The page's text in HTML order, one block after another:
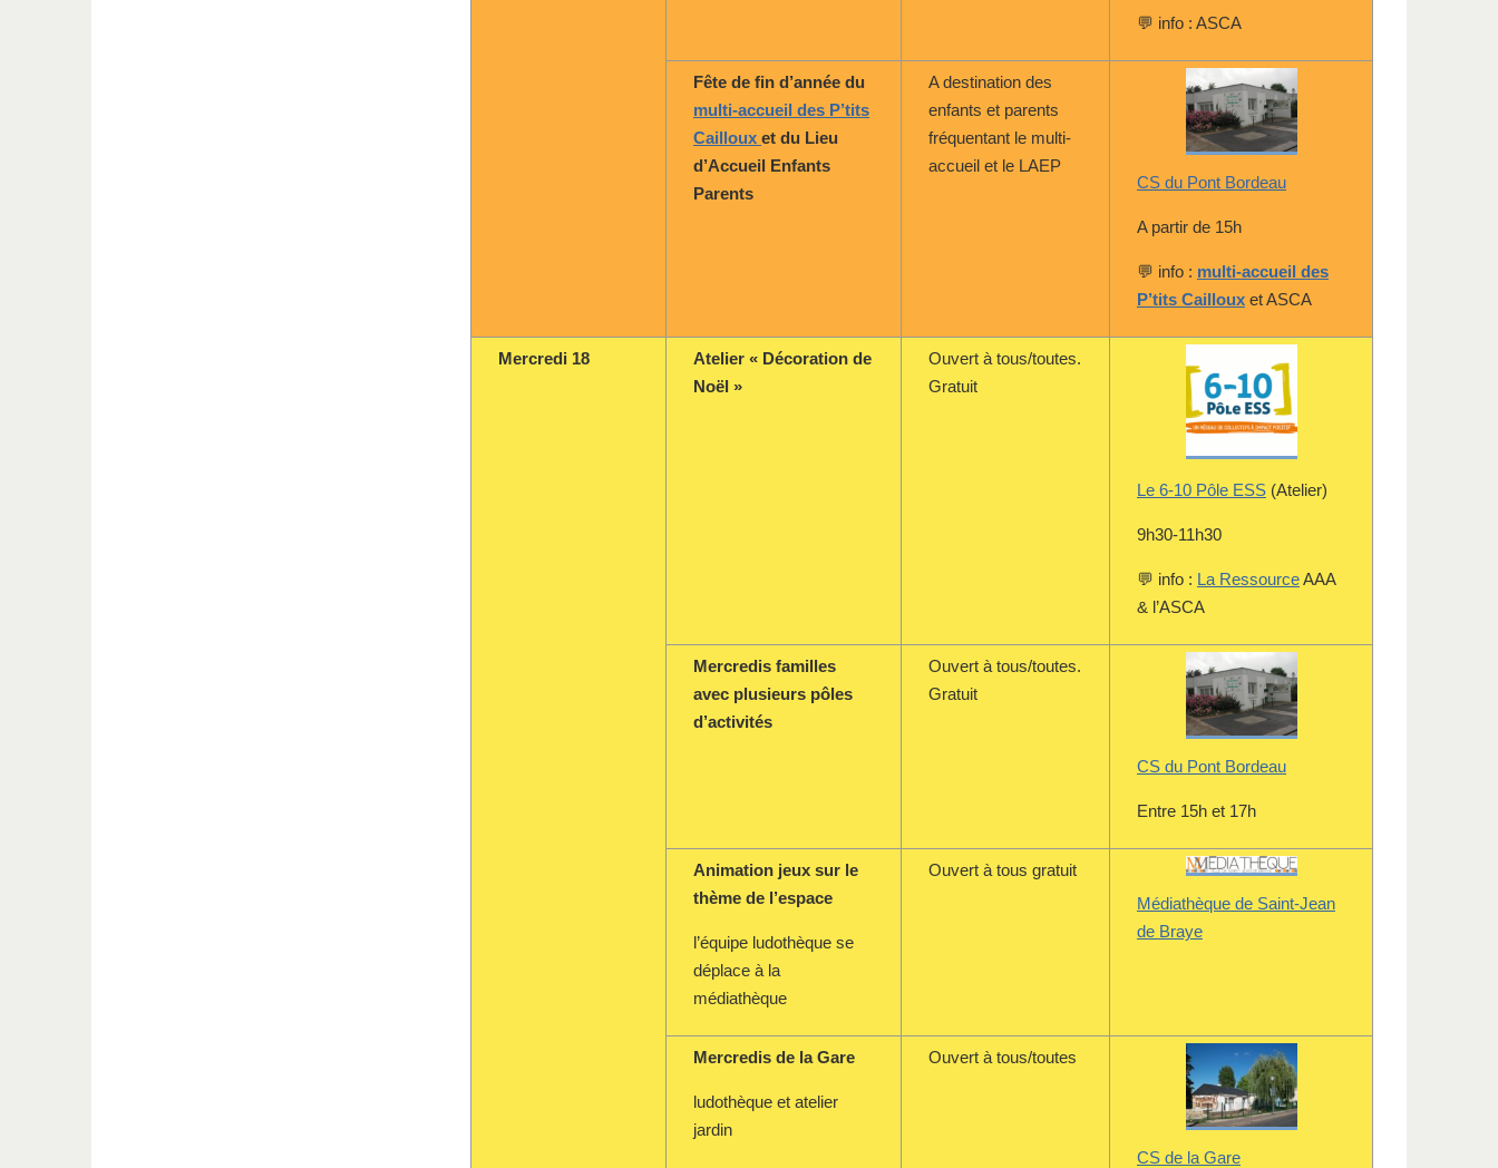
💬 info : ASCA
Fête de fin d’année du
multi-accueil des P’tits
Cailloux et du Lieu
d’Accueil Enfants
Parents
A destination des
enfants et parents
fréquentant le multi-
accueil et le LAEP
CS du Pont Bordeau
A partir de 15h
💬 info : multi-accueil des
P’tits Cailloux et ASCA
Mercredi 18
Atelier « Décoration de
Noël »
Ouvert à tous/toutes.
Gratuit
Le 6-10 Pôle ESS (Atelier)
9h30-11h30
💬 info : La RessourceAAA
& l’ASCA
Mercredis familles
avec plusieurs pôles
d’activités
Ouvert à tous/toutes.
Gratuit
CS du Pont Bordeau
Entre 15h et 17h
Animation jeux sur le
thème de l’espace
l’équipe ludothèque se
déplace à la
médiathèque
Ouvert à tous gratuit
Médiathèque de Saint-Jean
de Braye
Mercredis de la Gare
ludothèque et atelier
jardin
Ouvert à tous/toutes
CS de la Gare